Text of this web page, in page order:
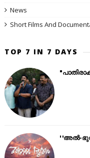
News
Short Films And
TOP 7 IN 7 DAYS
''അൽ-